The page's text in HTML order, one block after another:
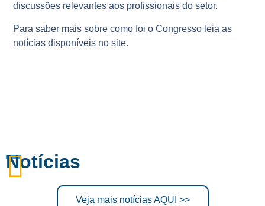
discussões relevantes aos profissionais do setor.
Para saber mais sobre como foi o Congresso leia as
notícias disponíveis no site.
Notícias
Veja mais notícias AQUI >>